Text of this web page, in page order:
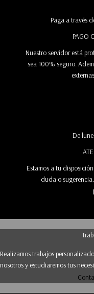
Paga a través
PAGO
Nuestro servidor está
sea 100% seguro.
De
Estamos a tu
duda o
Realizamos trabajos
nosotros y estudiaremos tus